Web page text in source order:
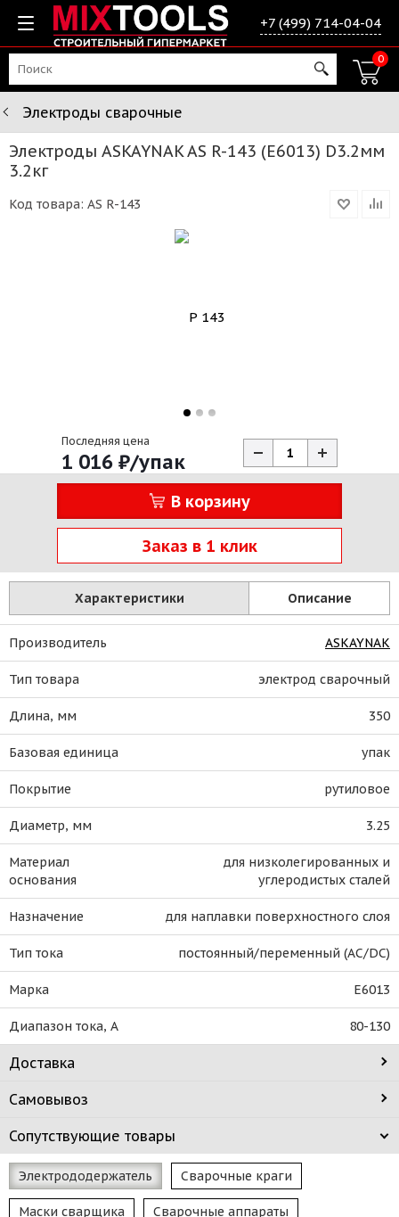
+7 (499) 714-04-04
0
Электроды сварочные
Электроды ASKAYNAK AS R-143 (E6013) D3.2мм
3.2кг
Код товара: AS R-143
Последняя цена
1 016 ₽/упак
В корзину
Заказ в 1 клик
Характеристики Описание
Производитель ASKAYNAK
Тип товара электрод сварочный
Длина, мм 350
Базовая единица упак
Покрытие рутиловое
Диаметр, мм 3.25
Материал
основания
для низколегированных и
углеродистых сталей
Назначение для наплавки поверхностного слоя
Тип тока постоянный/переменный (AC/DC)
Марка E6013
Диапазон тока, А 80-130
Доставка
Самовывоз
Сопутствующие товары
Электрододержатель Сварочные краги
Маски сварщика Сварочные аппараты